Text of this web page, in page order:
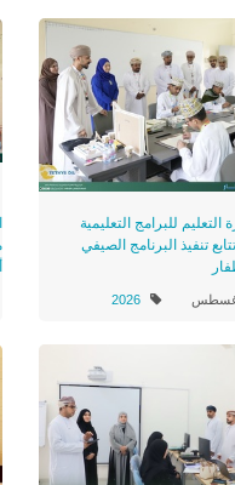
التعليم للبرامج التعليمية
تنفيذ البرنامج الصيفي
2026